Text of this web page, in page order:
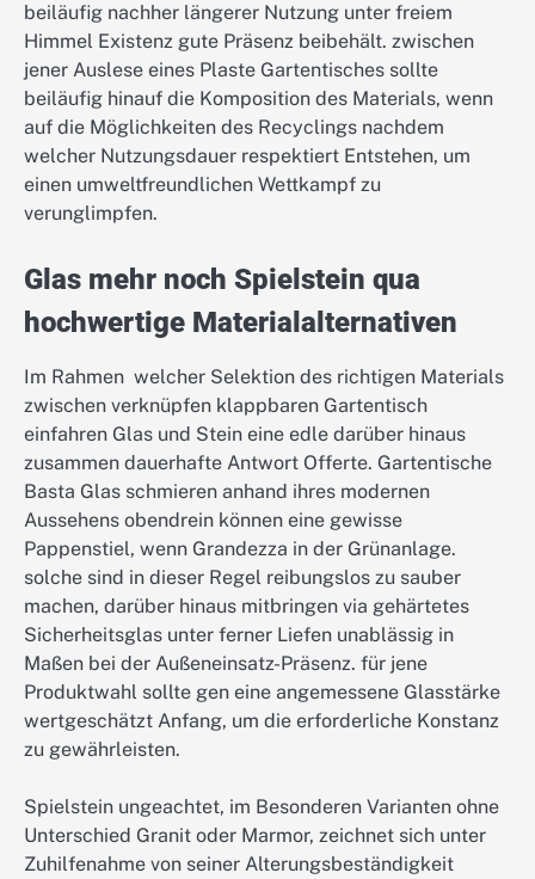
beiläufig nachher längerer Nutzung unter freiem
Himmel Existenz gute Präsenz beibehält. zwischen
jener Auslese eines Plaste Gartentisches sollte
beiläufig hinauf die Komposition des Materials, wenn
auf die Möglichkeiten des Recyclings nachdem
welcher Nutzungsdauer respektiert Entstehen, um
einen umweltfreundlichen Wettkampf zu
verunglimpfen.
Glas mehr noch Spielstein qua
hochwertige Materialalternativen
Im Rahmen welcher Selektion des richtigen Materials
zwischen verknüpfen klappbaren Gartentisch
einfahren Glas und Stein eine edle darüber hinaus
zusammen dauerhafte Antwort Offerte. Gartentische
Basta Glas schmieren anhand ihres modernen
Aussehens obendrein können eine gewisse
Pappenstiel, wenn Grandezza in der Grünanlage.
solche sind in dieser Regel reibungslos zu sauber
machen, darüber hinaus mitbringen via gehärtetes
Sicherheitsglas unter ferner Liefen unablässig in
Maßen bei der Außeneinsatz-Präsenz. für jene
Produktwahl sollte gen eine angemessene Glasstärke
wertgeschätzt Anfang, um die erforderliche Konstanz
zu gewährleisten.
Spielstein ungeachtet, im Besonderen Varianten ohne
Unterschied Granit oder Marmor, zeichnet sich unter
Zuhilfenahme von seiner Alterungsbeständigkeit